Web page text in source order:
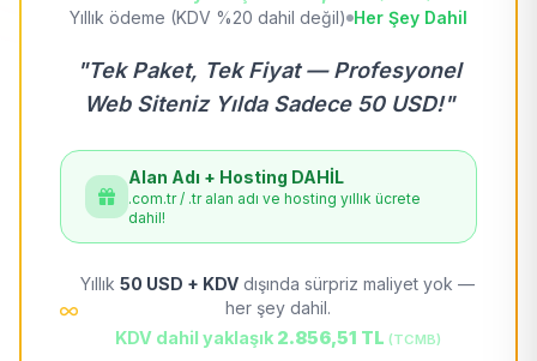
Yıllık ödeme (KDV %20 dahil değil) Her Şey Dahil
"Tek Paket, Tek Fiyat — Profesyonel
Web Siteniz Yılda Sadece 50 USD!"
Alan Adı + Hosting DAHİL
.com.tr / .tr alan adı ve hosting yıllık ücrete
dahil!
Yıllık 50 USD + KDV dışında sürpriz maliyet yok —
her şey dahil.
KDV dahil yaklaşık 2.856,51 TL (TCMB)